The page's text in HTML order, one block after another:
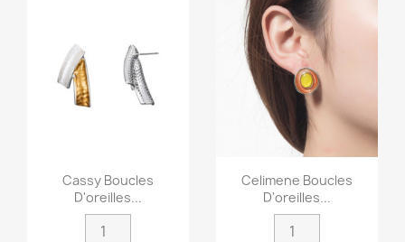
Cassy Boucles
D'oreilles...
Celimene Boucles
D'oreilles...